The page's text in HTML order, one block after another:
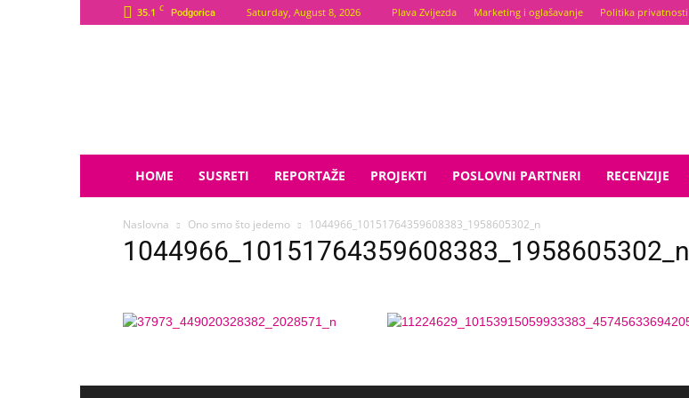
35.1 C Podgorica Saturday, August 8, 2026 Plava Zvijezda Marketing i oglašavanje Politika privatnosti
HOME SUSRETI REPORTAŽE PROJEKTI POSLOVNI PARTNERI RECENZIJE
Naslovna Ono smo što jedemo 1044966_10151764359608383_1958605302_n
1044966_10151764359608383_1958605302_n